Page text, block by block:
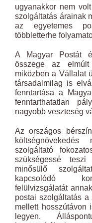
ugyanakkor nem
szolgáltatás árainak
az egyetemes
többletterhe
A Magyar Postát
összege az elmúlt
miközben a Vállalat
társadalmilag is
fenntartása a
fenntarthatatlan
nagyobb veszteség
Az országos
szolgáltató
szükségessé
minősülő
kapcsolódó
felülvizsgálatát
postai szolgáltatás
mellett hosszútávon
legyen.